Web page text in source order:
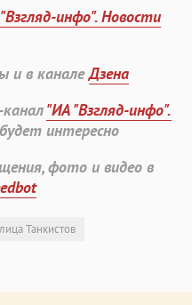
инфо". Новости
и в каналеДзена
"ИА "Взгляд-инфо".
интересно
фото и видео в
Танкистов